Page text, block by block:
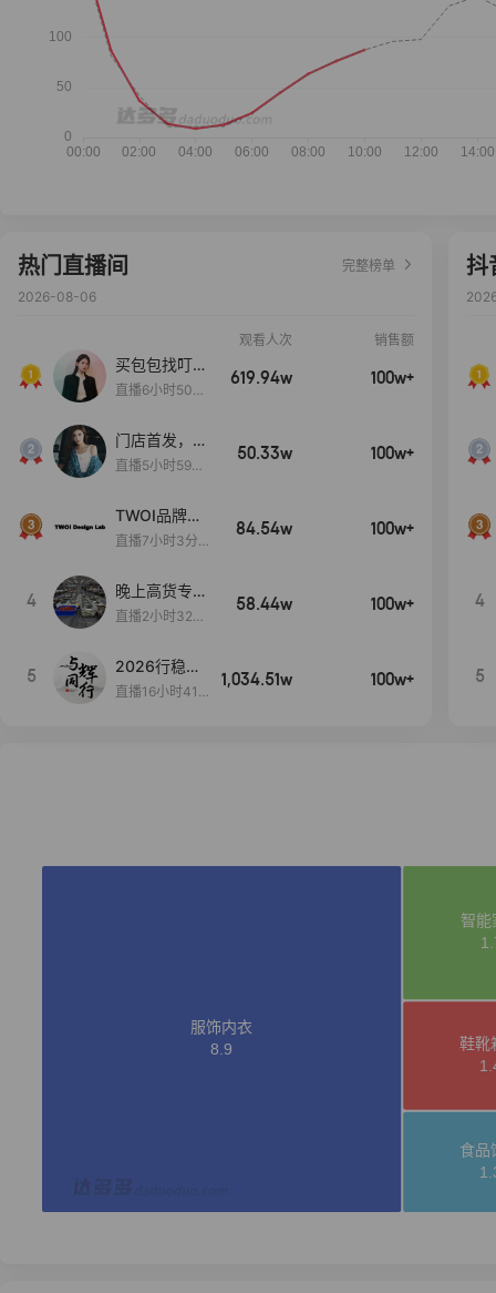
热门直播间
完整榜单
2026-08-06
观看人次 销售额
买包包找叮
当,一折购！
直播6小时50分
619.94w 100w+
门店首发，秋
款大上新！！
直播5小时59分
50.33w 100w+
TWOI品牌直
播间新款上
直播7小时3分5
84.54w 100w+
4
晚上高货专场
大放漏
直播2小时32分
58.44w 100w+
5
2026行稳致
远
直播16小时41
1,034.51w 100w+
抖
4
5